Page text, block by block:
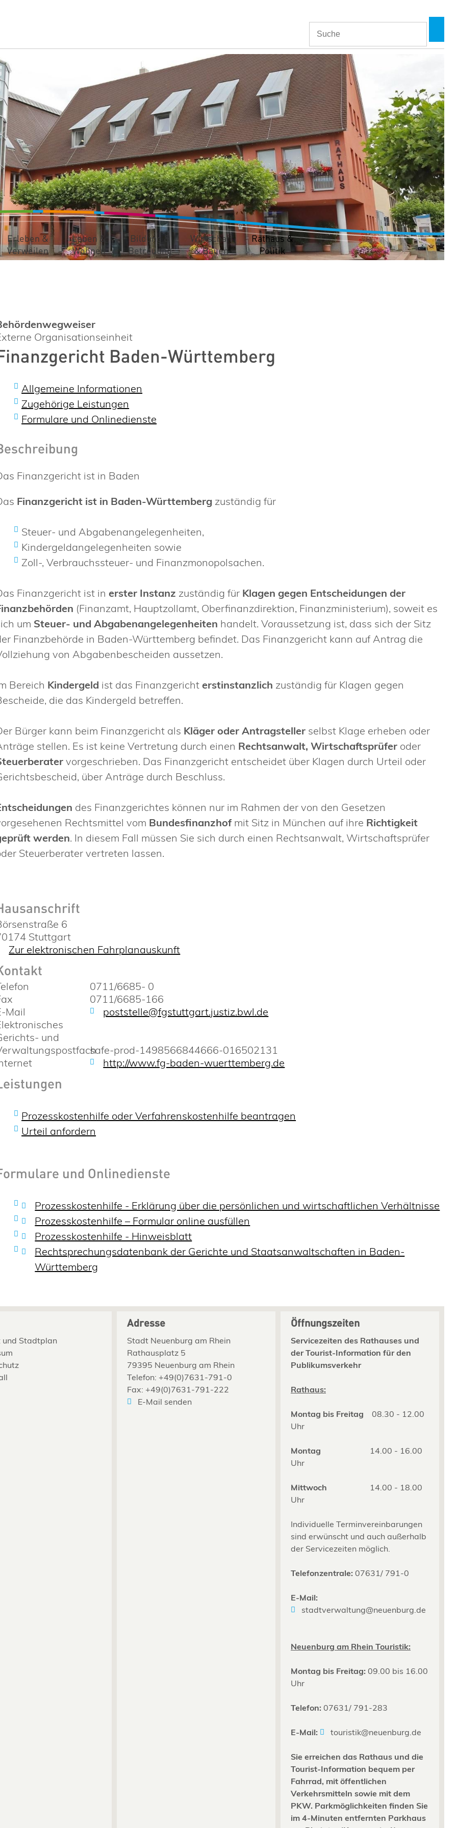
Erleben &
Verweilen
Leben &
Wohnen
Bildung &
Betreuung
Wirtschaft
& Bauen
Rathaus &
Politik
Organisationseinheit
Baden-Württemberg
Allgemeine Informationen
Zugehörige Leistungen
Formulare und Onlinedienste
Finanzgericht ist in Baden
Finanzgericht ist in Baden-Württemberg zuständig für
Steuer- und Abgabenangelegenheiten,
Kindergeldangelegenheiten sowie
Zoll-, Verbrauchssteuer- und Finanzmonopolsachen.
Finanzgericht ist inerster Instanz zuständig für Klagen gegen Entscheidungen der
(Finanzamt, Hauptzollamt, Oberfinanzdirektion, Finanzministerium), soweit es
um Steuer- und Abgabenangelegenheiten handelt. Voraussetzung ist, dass sich der Sitz
Finanzbehörde in Baden-Württemberg befindet. Das Finanzgericht kann auf Antrag die
von Abgabenbescheiden aussetzen.
Bereich Kindergeld ist das Finanzgerichterstinstanzlich zuständig für Klagen gegen
die das Kindergeld betreffen.
Bürger kann beim Finanzgericht als Kläger oder Antragsteller selbst Klage erheben oder
stellen. Es ist keine Vertretung durch einen Rechtsanwalt, Wirtschaftsprüfer oder
vorgeschrieben. Das Finanzgericht entscheidet über Klagen durch Urteil oder
über Anträge durch Beschluss.
des Finanzgerichtes können nur im Rahmen der von den Gesetzen
Rechtsmittel vom Bundesfinanzhof mit Sitz in München auf ihre Richtigkeit
werden. In diesem Fall müssen Sie sich durch einen Rechtsanwalt, Wirtschaftsprüfer
Steuerberater vertreten lassen.
6
Stuttgart
Zur elektronischen Fahrplanauskunft
0711/6685- 0
0711/6685-166
Mail
poststelle@fgstuttgart.justiz.bwl.de
und
safe-prod-1498566844666-016502131
http://www.fg-baden-wuerttemberg.de
Prozesskostenhilfe oder Verfahrenskostenhilfe beantragen
Urteil anfordern
und Onlinedienste
Prozesskostenhilfe - Erklärung über die persönlichen und wirtschaftlichen Verhältnisse
Prozesskosten­hilfe – Formular online ausfüllen
Prozesskostenhilfe - Hinweisblatt
Rechtsprechungsdatenbank der Gerichte und Staatsanwaltschaften in Baden-
Württemberg
Stadtplan
Adresse
Stadt Neuenburg am Rhein
Rathausplatz 5
79395 Neuenburg am Rhein
Telefon: +49(0)7631-791-0
Fax: +49(0)7631-791-222
E-Mail senden
Öffnungszeiten
Servicezeiten des Rathauses und
der Tourist-Information für den
Publikumsverkehr
Rathaus:
Montag bis Freitag 08.30 - 12.00
Uhr
Montag
14.00 - 16.00
Uhr
Mittwoch
14.00 - 18.00
Uhr
Individuelle Terminvereinbarungen
sind erwünscht und auch außerhalb
der Servicezeiten möglich.
Telefonzentrale: 07631/ 791-0
E-Mail:
stadtverwaltung@neuenburg.de
Neuenburg am Rhein Touristik:
Montag bis Freitag: 09.00 bis 16.00
Uhr
Telefon: 07631/ 791-283
E-Mail: touristik@neuenburg.de
Sie erreichen das Rathaus und die
Tourist-Information bequem per
Fahrrad, mit öffentlichen
Verkehrsmitteln sowie mit dem
PKW. Parkmöglichkeiten finden Sie
im 4-Minuten entfernten Parkhaus